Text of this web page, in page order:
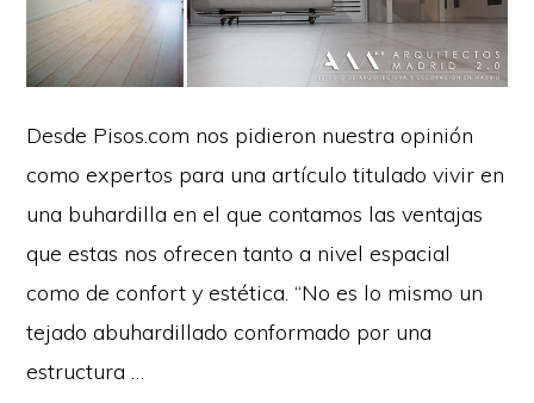
Desde Pisos.com nos pidieron nuestra opinión
como expertos para una artículo titulado vivir en
una buhardilla en el que contamos las ventajas
que estas nos ofrecen tanto a nivel espacial
como de confort y estética. “No es lo mismo un
tejado abuhardillado conformado por una
estructura …